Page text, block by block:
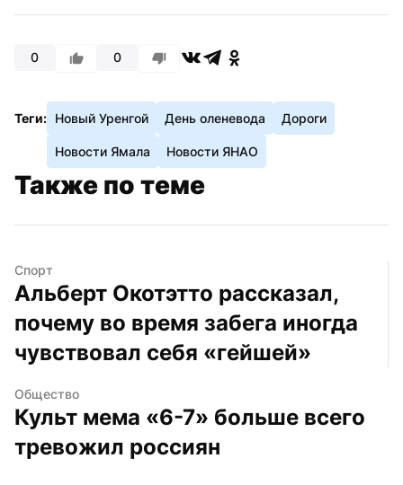
0 0
Теги: Новый Уренгой День оленевода Дороги
Новости Ямала Новости ЯНАО
Также по теме
Спорт
Альберт Окотэтто рассказал,
почему во время забега иногда
чувствовал себя «гейшей»
Общество
Культ мема «6-7» больше всего
тревожил россиян